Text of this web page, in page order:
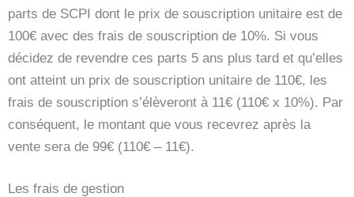
parts de SCPI dont le prix de souscription unitaire est de
100€ avec des frais de souscription de 10%. Si vous
décidez de revendre ces parts 5 ans plus tard et qu’elles
ont atteint un prix de souscription unitaire de 110€, les
frais de souscription s’élèveront à 11€ (110€ x 10%). Par
conséquent, le montant que vous recevrez après la
vente sera de 99€ (110€ – 11€).
Les frais de gestion